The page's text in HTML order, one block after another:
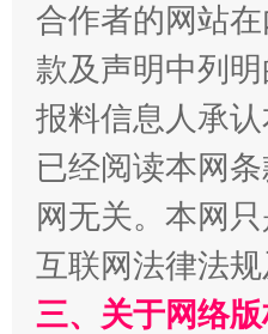
站台名比不上好声
合作者的网站在
款及声明中列
报料信息人承
已经阅读本网
网无关。本网
互联网法律法
三、关于网络版